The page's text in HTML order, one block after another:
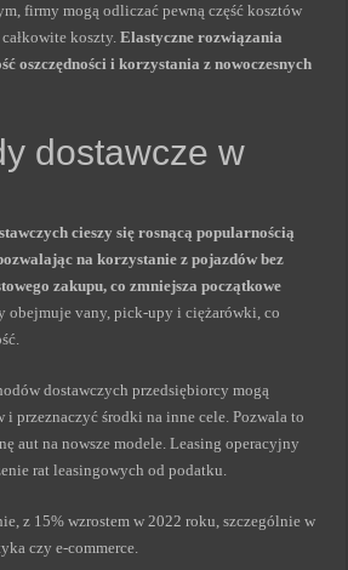
firmy mogą odliczać pewną część kosztów
koszty.Elastyczne rozwiązania
oszczędności i korzystania z nowoczesnych
dostawcze w
cieszy się rosnącą popularnością
na korzystanie z pojazdów bez
zakupu, co zmniejsza początkowe
obejmuje vany, pick-upy i ciężarówki, co
dostawczych przedsiębiorcy mogą
i przeznaczyć środki na inne cele. Pozwala to
aut na nowsze modele. Leasing operacyjny
rat leasingowych od podatku.
z 15% wzrostem w 2022 roku, szczególnie w
czy e-commerce.